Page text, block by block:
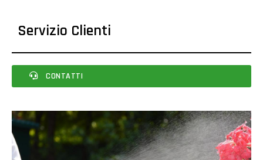
Servizio Clienti
CONTATTI